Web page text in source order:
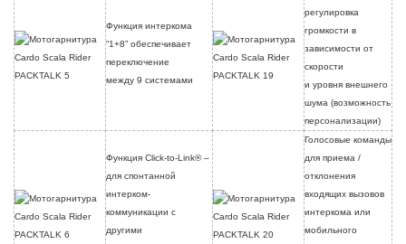
Функция интеркома
“1+8” обеспечивает
переключение
между 9 системами
регулировка
громкости в
зависимости от
скорости
и уровня внешнего
шума (возможность
персонализации)
Функция Click-to-Link® –
для спонтанной
интерком-
коммуникации с
другими
Голосовые команды
для приема /
отклонения
входящих вызовов
интеркома или
мобильного